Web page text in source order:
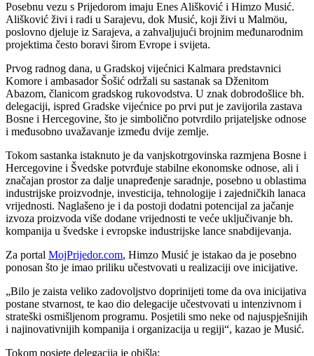
Posebnu vezu s Prijedorom imaju Enes Ališković i Himzo Musić.
Ališković živi i radi u Sarajevu, dok Musić, koji živi u Malmöu,
poslovno djeluje iz Sarajeva, a zahvaljujući brojnim međunarodnim
projektima često boravi širom Evrope i svijeta.
Prvog radnog dana, u Gradskoj vijećnici Kalmara predstavnici
Komore i ambasador Šošić održali su sastanak sa Dženitom
Abazom, članicom gradskog rukovodstva. U znak dobrodošlice bh.
delegaciji, ispred Gradske vijećnice po prvi put je zavijorila zastava
Bosne i Hercegovine, što je simbolično potvrdilo prijateljske odnose
i međusobno uvažavanje između dvije zemlje.
Tokom sastanka istaknuto je da vanjskotrgovinska razmjena Bosne i
Hercegovine i Švedske potvrđuje stabilne ekonomske odnose, ali i
značajan prostor za dalje unapređenje saradnje, posebno u oblastima
industrijske proizvodnje, investicija, tehnologije i zajedničkih lanaca
vrijednosti. Naglašeno je i da postoji dodatni potencijal za jačanje
izvoza proizvoda više dodane vrijednosti te veće uključivanje bh.
kompanija u švedske i evropske industrijske lance snabdijevanja.
Za portal MojPrijedor.com, Himzo Musić je istakao da je posebno
ponosan što je imao priliku učestvovati u realizaciji ove inicijative.
„Bilo je zaista veliko zadovoljstvo doprinijeti tome da ova inicijativa
postane stvarnost, te kao dio delegacije učestvovati u intenzivnom i
strateški osmišljenom programu. Posjetili smo neke od najuspješnijih
i najinovativnijih kompanija i organizacija u regiji“, kazao je Musić.
Tokom posjete delegacija je obišla: